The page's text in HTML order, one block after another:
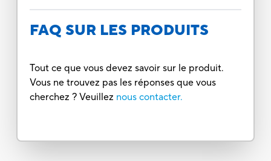
FAQ SUR LES PRODUITS
Tout ce que vous devez savoir sur le produit.
Vous ne trouvez pas les réponses que vous
cherchez ? Veuillez nous contacter.